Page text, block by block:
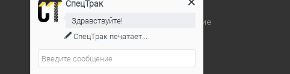
Дорожно-строительная техника
Подъемно-транспортное оборудование
СпецТрак
Здравствуйте!
СпецТрак печатает...